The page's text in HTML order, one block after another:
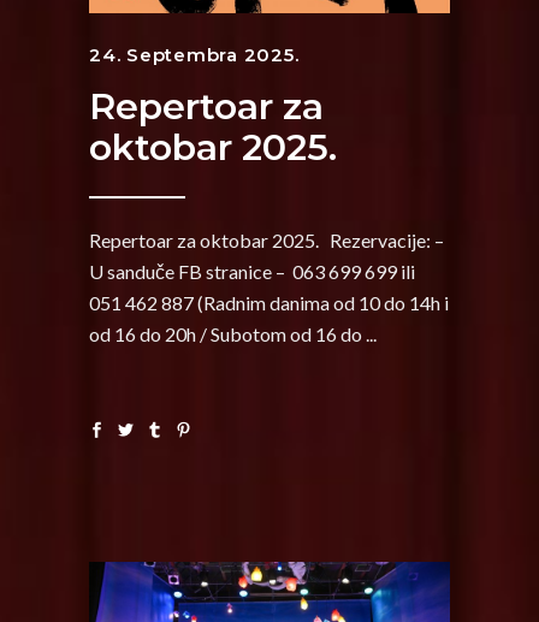
24. Septembra 2025.
Repertoar za
oktobar 2025.
Repertoar za oktobar 2025. Rezervacije: –
U sanduče FB stranice – 063 699 699 ili
051 462 887 (Radnim danima od 10 do 14h i
od 16 do 20h / Subotom od 16 do